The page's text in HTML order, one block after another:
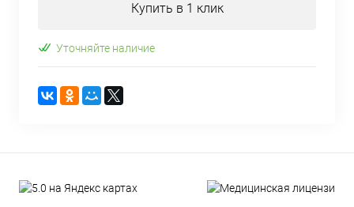
Купить в 1 клик
Уточняйте наличие